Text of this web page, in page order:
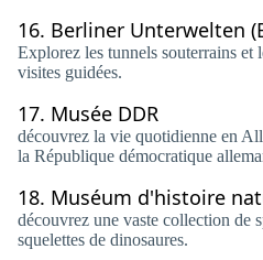
16. Berliner Unterwelten
Explorez les tunnels souterrains et
visites guidées.
17. Musée DDR
découvrez la vie quotidienne en
la République démocratique
18. Muséum d'histoire
découvrez une vaste collection de
squelettes de dinosaures.